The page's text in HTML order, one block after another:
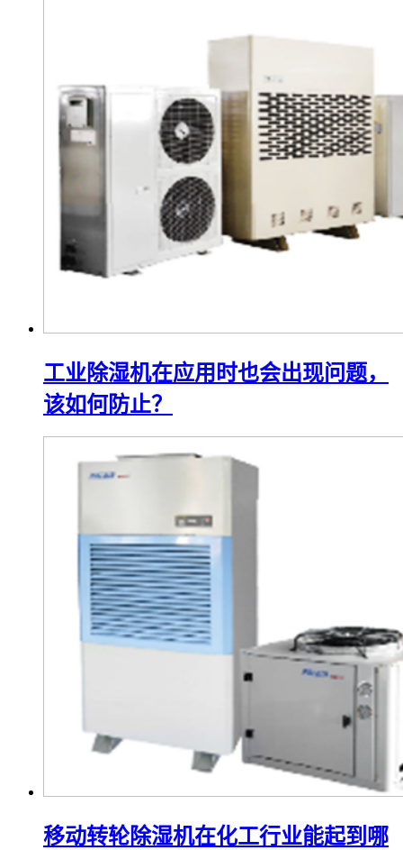
工业除湿机在应用时也会出现问题，
该如何防止？
移动转轮除湿机在化工行业能起到哪